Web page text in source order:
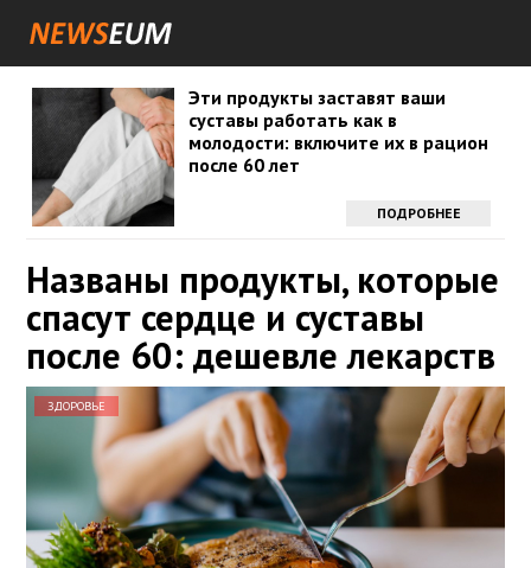
Эти продукты заставят ваши
суставы работать как в
молодости: включите их в рацион
после 60 лет
ПОДРОБНЕЕ
Названы продукты, которые
спасут сердце и суставы
после 60: дешевле лекарств
ЗДОРОВЬЕ